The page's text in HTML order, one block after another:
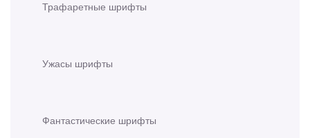
Трафаретные шрифты
Ужасы шрифты
Фантастические шрифты